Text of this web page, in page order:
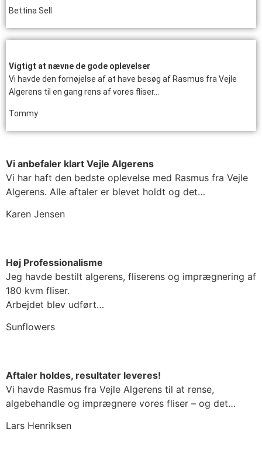
Bettina Sell
Vigtigt at nævne de gode oplevelser
Vi havde den fornøjelse af at have besøg af Rasmus fra Vejle
Algerens til en gang rens af vores fliser…
Tommy
Vi anbefaler klart Vejle Algerens
Vi har haft den bedste oplevelse med Rasmus fra Vejle
Algerens. Alle aftaler er blevet holdt og det…
Karen Jensen
Høj Professionalisme
Jeg havde bestilt algerens, fliserens og imprægnering af
180 kvm fliser.
Arbejdet blev udført…
Sunflowers
Aftaler holdes, resultater leveres!
Vi havde Rasmus fra Vejle Algerens til at rense,
algebehandle og imprægnere vores fliser – og det…
Lars Henriksen